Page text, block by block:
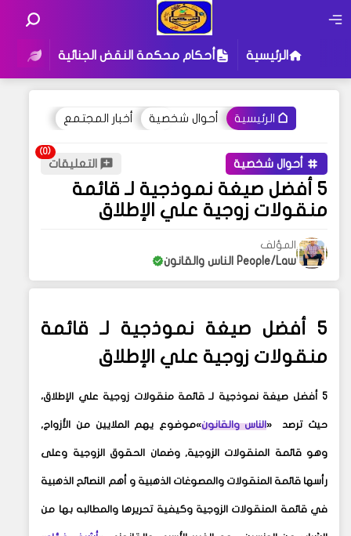
الرئيسية أحكام محكمة النقض الجنائية
الرئيسية أحوال شخصية أخبار المجتمع
أحوال شخصية التعليقات
5 أفضل صيغة نموذجية لـ قائمة
منقولات زوجية علي الإطلاق
المؤلف
People/Law الناس والقانون
5
أفضل صيغة نموذجية لـ قائمة
منقولات زوجية علي الإطلاق
5 أفضل صيغة نموذجية لـ قائمة منقولات زوجية علي الإطلاق،
حيث ترصد «الناس والقانون» موضوع يهم الملايين من الأزواج,
وهو قائمة المنقولات الزوجية, وضمان الحقوق الزوجية وعلى
رأسها قائمة المنقولات والمصوغات الذهبية و أهم النصائح الذهبية
في قائمة المنقولات الزوجية وكيفية تحريرها والمطالبه بها من